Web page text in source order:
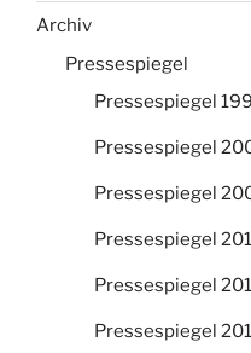
Archiv
Pressespiegel
Pressespiegel
Pressespiegel
Pressespiegel
Pressespiegel
Pressespiegel
Pressespiegel